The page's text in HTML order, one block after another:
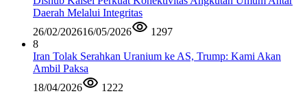
Daerah Melalui Integritas
26/02/202616/05/2026
1297
8
Iran Tolak Serahkan Uranium ke AS, Trump: Kami Akan
Ambil Paksa
18/04/2026
1222